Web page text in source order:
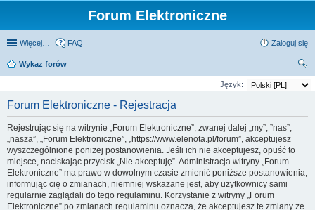
Forum Elektroniczne
Więcej… FAQ Zaloguj się
Wykaz forów
zu
Język:
Forum Elektroniczne - Rejestracja
Rejestrując się na witrynie „Forum Elektroniczne”, zwanej dalej „my”, ”nas”,
„nasza”, „Forum Elektroniczne”, „https://www.elenota.pl/forum”, akceptujesz
wyszczególnione poniżej postanowienia. Jeśli ich nie akceptujesz, opuść to
miejsce, naciskając przycisk „Nie akceptuję”. Administracja witryny „Forum
Elektroniczne” ma prawo w dowolnym czasie zmienić poniższe postanowienia,
informując cię o zmianach, niemniej wskazane jest, aby użytkownicy sami
regularnie zaglądali do tego regulaminu. Korzystanie z witryny „Forum
Elektroniczne” po zmianach regulaminu oznacza, że akceptujesz te zmiany ze